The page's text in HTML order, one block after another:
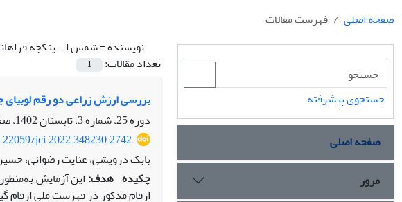
صفحه اصلی
فهرست مقالات
نویسنده =شمس ا... ینکجه
تعداد مقالات:
1
بررسی ارزش زراعی دو رقم
دوره 25، شماره 3، تابستان 1402، صفحه
jci.2022.348230.2742
بابک درویشی، عنایت رضوانی،
چکیده هدف: این آزمایش
ارقام مذکور در فهرست ملی ارقام
جستجوی پیشرفته
صفحه اصلی
مرور